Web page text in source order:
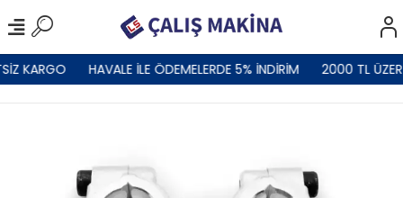
KARGO HAVALE İLE ÖDEMELERDE 5% İNDİRİM 2000 TL